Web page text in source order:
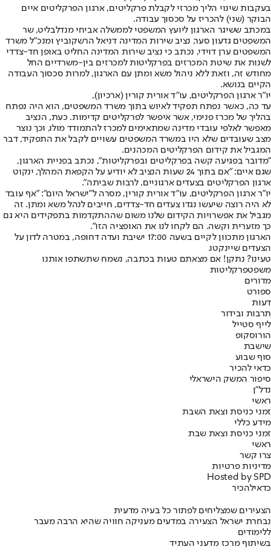
בעקבות שינוי הליך מכרזי לקבלת פרקליטים, ארגון הפרקליטים איים
הבוקר (שני) להכריז על סכסוך עבודה.
במכתב ששיגר הארגון ליועץ המשפטי לממשלה אביחי מנדלבליט, שר
המשפטים גדעון סער, נציב שירות המדינה דניאל הרשקוביץ ומנכ"ל משרד
המשפטים ערן דוידי, נכתב כי נציב שירות המדינה החליט באופן חד-צדדי
לשנות את שיטת המכרזים בפרקליטות למכרזים בין-משרדיים החל
מחודש זה, וזאת ללא ניהול משא ומתן עם הארגון, למרות סכסוך העבודה
הקיים בנושא.
יו"ר ארגון הפרקליטים, עו"ד אורית קורין (ארכיון),
עד כה, כאשר נפתח תפקיד לאיוש בתוך משרד המשפטים, הוא היה נפתח
בהליך של מכרז פנימי, אשר איפשר לפרקליטים קדימות. כעת, הנציב
מאפשר לאלפי עובדי מדינה שמתאימים למכרז להתמודד מולו, וכך נוצר
מצב שעובדים שלא היו במשרד המשפטים עשויים לקבל את התפקיד, דבר
המגביל את קידום הפרקליטים המכהנים.
"מדובר בפגיעה קשה בפרקליטים ובפרקליטות", נכתב בפניית הארגון,
שגם איים: "אם בתוך 24 שעות הנציב לא יודיע על הקפאת המהלך, ינקוט
ארגון הפרקליטים בצעדים ארגוניים, לרבות שביתה".
יו"ר ארגון הפרקליטים, עו"ד אורית קורין, מסרה ל"ישראל היום": "אף עובד
לא היה רוצה שיעשו נגדו צעדים חד-צדדים, חייבים לנהל משא ומתן. זה
מגביל את אפשרויות הקידום שלנו משום שההתקדמות בתפקידים היא גם
כך מזערית וקשה. הם לקחו לנו את האופציה הזו".
הארגון מתכוון לקיים בשעה 17:00 ישיבת ועדה דחופה, במטרה לדון על
הצעדים שיינקטו.
טעינו? נתקן! אם מצאתם טעות בכתבה, נשמח שתשתפו אותנו
משפטפרקליטות
מדורים
ספורט
דעות
תרבות ובידור
לייף סטייל
הורוסקופ
שישבת
סוף שבוע
כדאי להכיר
סיפור המשק הישראלי
נדל"ן
ראשי
זמני כניסת וצאת השבת
מידע כללי
זמני כניסת וצאת שבת
ראשי
צרו קשר
מדיניות פרטיות
Hosted by SPD
כדאילהכיר
הצעירים שמצליחים לפתור כל בעיה מדעית
נבחרת ישראל הצעירה במדעים מעניקה חוויה שהיא הרבה מעבר
ללימודים
בשיתוף מרכז מדעני העתיד